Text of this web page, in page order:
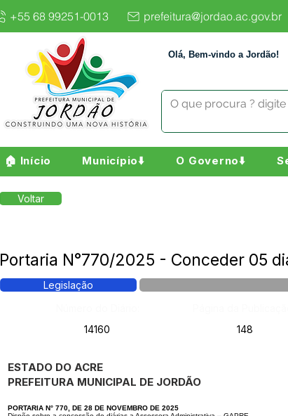
+55 68 99251-0013 prefeitura@jordao.ac.gov.br
Olá, Bem-vindo a Jordão!
🏠 Início Município⬇️ O Governo⬇️
Voltar
Portaria N°770/2025 - Conceder 05
Legislação
14160
148
ESTADO DO ACRE
PREFEITURA MUNICIPAL DE JORDÃO
PORTARIA N° 770, DE 28 DE NOVEMBRO DE 2025